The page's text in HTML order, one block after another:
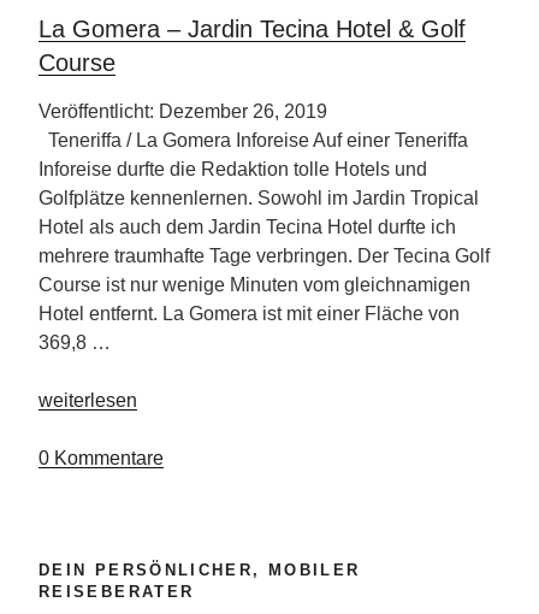
Deutschland“
La Gomera – Jardin Tecina Hotel & Golf
Course
Veröffentlicht: Dezember 26, 2019
Teneriffa / La Gomera Inforeise Auf einer Teneriffa
Inforeise durfte die Redaktion tolle Hotels und
Golfplätze kennenlernen. Sowohl im Jardin Tropical
Hotel als auch dem Jardin Tecina Hotel durfte ich
mehrere traumhafte Tage verbringen. Der Tecina Golf
Course ist nur wenige Minuten vom gleichnamigen
Hotel entfernt. La Gomera ist mit einer Fläche von
369,8 …
„La
–
&
Golf
weiterlesen
0 Kommentare
DEIN PERSÖNLICHER, MOBILER
REISEBERATER